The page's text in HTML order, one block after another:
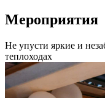
Мероприятия
Не упусти яркие и
теплоходах